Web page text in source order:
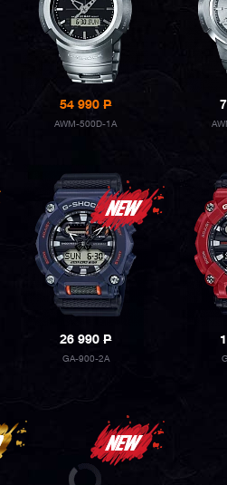
54 990P
AWM-500D-1A
26 990P
GA-900-2A